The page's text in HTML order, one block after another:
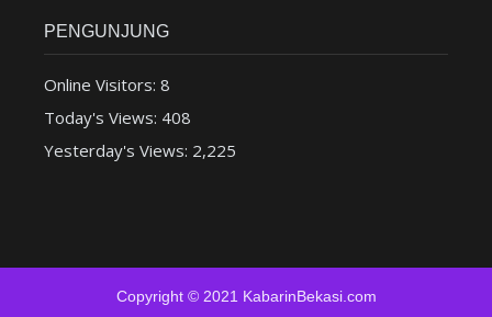
PENGUNJUNG
Online Visitors: 8
Today's Views: 408
Yesterday's Views: 2,225
Copyright © 2021 KabarinBekasi.com